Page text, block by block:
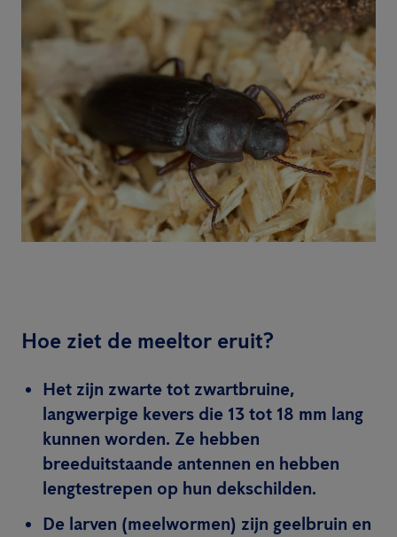
Hoe ziet de meeltor eruit?
Het zijn zwarte tot zwartbruine,
langwerpige kevers die 13 tot 18 mm lang
kunnen worden. Ze hebben
breeduitstaande antennen en hebben
lengtestrepen op hun dekschilden.
De larven (meelwormen) zijn geelbruin en